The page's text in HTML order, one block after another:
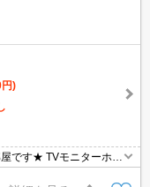
円)
です★ TVモニターホン
月々の生活費が抑えら